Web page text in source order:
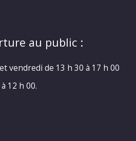
au public :
vendredi de 13 h 30 à 17 h 00
12 h 00.